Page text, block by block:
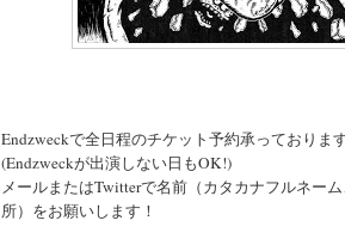
Endzweckで全日程のチケット予約承っておりま
(Endzweckが出演しない日もOK!)
メールまたはTwitterで名前（カタカナフルネー
所）をお願いします！